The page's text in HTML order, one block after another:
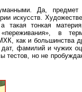
Да,
искусств.
такая тонкая
в
как и большинства
дат, фамилий и чужих
тестов, но не